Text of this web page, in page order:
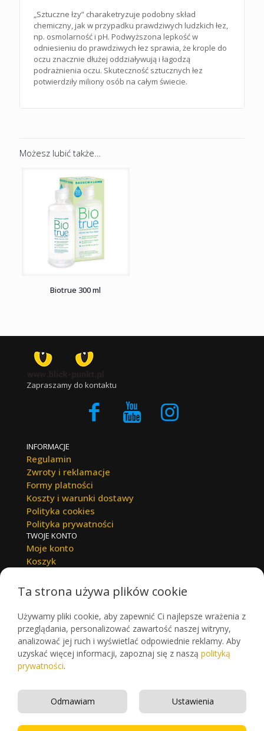
„Sztuczne łzy” charaketryzuje podobny skład
chemiczny, jak w przypadku prawdziwych ludzkich łez,
np. osmolarność i pH. Podwyższona lepkość w
odniesieniu do prawdziwych łez sprawia, że krople do
oczu znacznie dłużej oddziaływują i łagodzą
podrażnienia oczu. Skuteczność sztucznych łez
potwierdziły miliony osób na całym świecie.
Możesz lubić także…
Biotrue 300 ml
Zapraszamy do kontaktu
INFORMACJE
Regulamin
Zwroty i reklamacje
Formy platności
Koszty i warunki dostawy
Polityka cookies
Polityka prywatności
TWOJE KONTO
Moje konto
Koszyk
DANE KONTAKTOWE
BLICK-PUNKT
58-500 Jelenia Góra,
ul. Warszawska 5A/1
tel. 75 751 58 55,
tel. 75 76 12 762,
tel. 75 644 66 55.
Podane ceny są cenami netto. Przedstawiona oferta
cenowa ma charakter informacyjny, nie stanowi oferty
Ta strona używa plików cookie
Używamy pliki cookie, aby zapewnić Ci najlepsze wrażenia z
przeglądania, personalizować zawartość naszej witryny,
analizować jej ruch i wyświetlać odpowiednie reklamy. Aby
uzyskać więcej informacji, zapoznaj się z naszą polityką
prywatności.
Ustawienia
Odmawiam